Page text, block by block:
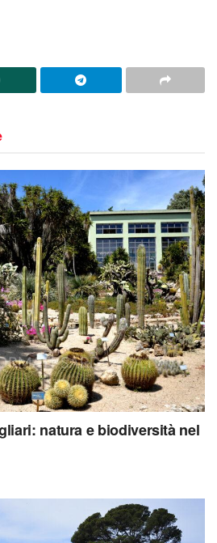
natura e biodiversità nel